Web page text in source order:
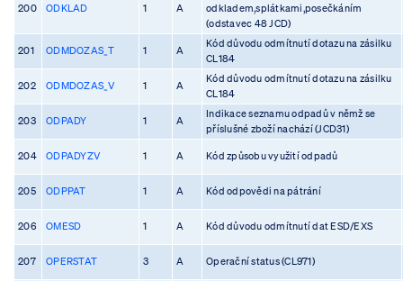
200 ODKLAD 1 A
odkladem,splátkami,posečkáním
(odstavec 48 JCD)
201 ODMDOZAS_T 1 A
Kód důvodu odmítnutí dotazu na zásilku
CL184
202 ODMDOZAS_V 1 A
Kód důvodu odmítnutí dotazu na zásilku
CL184
203 ODPADY 1 A
Indikace seznamu odpadů v němž se
příslušné zboží nachází (JCD31)
204 ODPADYZV 1 A Kód způsobu využití odpadů
205 ODPPAT 1 A Kód odpovědi na pátrání
206 OMESD 1 A Kód důvodu odmítnutí dat ESD/EXS
207 OPERSTAT 3 A Operační status (CL971)